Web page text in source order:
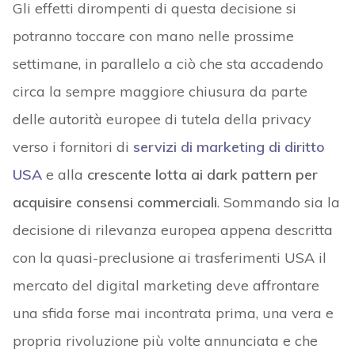
Gli effetti dirompenti di questa decisione si
potranno toccare con mano nelle prossime
settimane, in parallelo a ciò che sta accadendo
circa la sempre maggiore chiusura da parte
delle autorità europee di tutela della privacy
verso i fornitori di servizi di marketing di diritto
USAe alla crescente lotta ai dark pattern per
acquisire consensi commerciali. Sommando sia la
decisione di rilevanza europea appena descritta
con la quasi-preclusione ai trasferimenti USA il
mercato del digital marketing deve affrontare
una sfida forse mai incontrata prima, una vera e
propria rivoluzione più volte annunciata e che